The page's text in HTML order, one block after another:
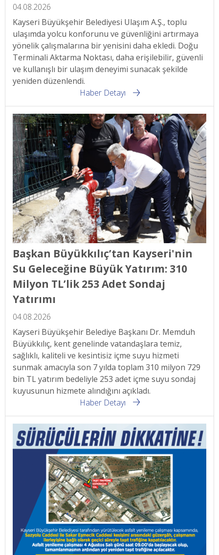
04.08.2026
Kayseri Büyükşehir Belediyesi Ulaşım A.Ş., toplu
ulaşımda yolcu konforunu ve güvenliğini artırmaya
yönelik çalışmalarına bir yenisini daha ekledi. Doğu
Terminali Aktarma Noktası, daha erişilebilir, güvenli
ve kullanışlı bir ulaşım deneyimi sunacak şekilde
yeniden düzenlendi.
Haber Detayı
Başkan Büyükkılıç’tan Kayseri'nin
Su Geleceğine Büyük Yatırım: 310
Milyon TL’lik 253 Adet Sondaj
Yatırımı
04.08.2026
Kayseri Büyükşehir Belediye Başkanı Dr. Memduh
Büyükkılıç, kent genelinde vatandaşlara temiz,
sağlıklı, kaliteli ve kesintisiz içme suyu hizmeti
sunmak amacıyla son 7 yılda toplam 310 milyon 729
bin TL yatırım bedeliyle 253 adet içme suyu sondaj
kuyusunun hizmete alındığını açıkladı.
Haber Detayı